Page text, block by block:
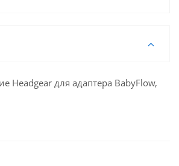
Headgear для адаптера BabyFlow,